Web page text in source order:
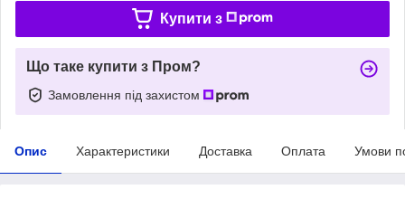
Купити з
Що таке купити з Пром?
Замовлення під захистом
Опис Характеристики Доставка Оплата Умови